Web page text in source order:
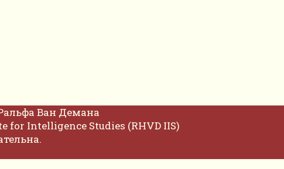
Ван Демана
for Intelligence Studies (RHVD IIS)